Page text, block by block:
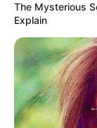
The Mysterious
Explain